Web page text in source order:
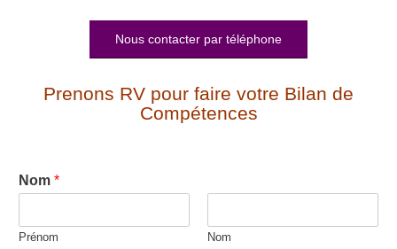
Nous contacter par téléphone
Prenons RV pour faire votre Bilan de
Compétences
Nom *
Prénom Nom